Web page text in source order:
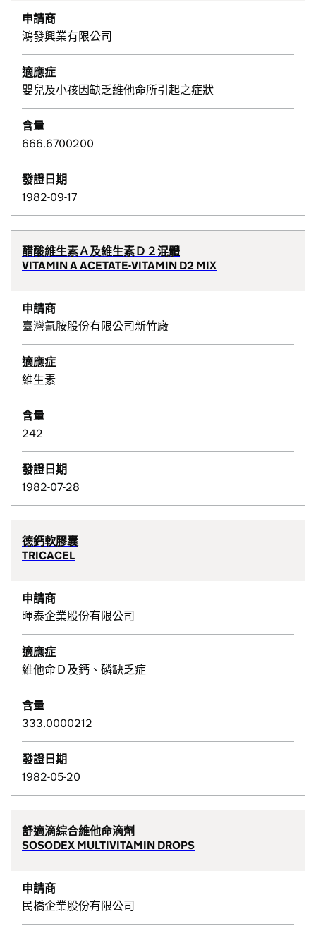
申請商
鴻發興業有限公司
適應症
嬰兒及小孩因缺乏維他命所引起之症狀
含量
666.6700200
發證日期
1982-09-17
醋酸維生素Ａ及維生素Ｄ２混體
VITAMIN A ACETATE-VITAMIN D2 MIX
申請商
臺灣氰胺股份有限公司新竹廠
適應症
維生素
含量
242
發證日期
1982-07-28
德鈣軟膠囊
TRICACEL
申請商
暉泰企業股份有限公司
適應症
維他命Ｄ及鈣、磷缺乏症
含量
333.0000212
發證日期
1982-05-20
舒適滴綜合維他命滴劑
SOSODEX MULTIVITAMIN DROPS
申請商
民橋企業股份有限公司